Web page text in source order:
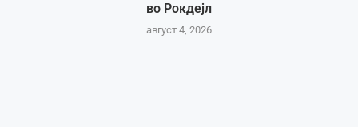
во Рокдејл
август 4, 2026